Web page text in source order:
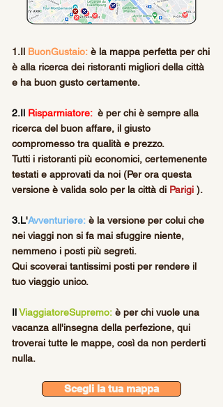
1.Il BuonGustaio: è la mappa perfetta per chi
è alla ricerca dei ristoranti migliori della città
e ha buon gusto certamente.
2.Il Risparmiatore: è per chi è sempre alla
ricerca del buon affare, il giusto
compromesso tra qualità e prezzo.
Tutti i ristoranti più economici, certemenente
testati e approvati da noi (Per ora questa
versione è valida solo per la città di Parigi ).
3.L'Avventuriere: è la versione per colui che
nei viaggi non si fa mai sfuggire niente,
nemmeno i posti più segreti.
Qui scoverai tantissimi posti per rendere il
tuo viaggio unico.
IlViaggiatoreSupremo: è per chi vuole una
vacanza all'insegna della perfezione, qui
troverai tutte le mappe, così da non perderti
nulla.
Scegli la tua mappa